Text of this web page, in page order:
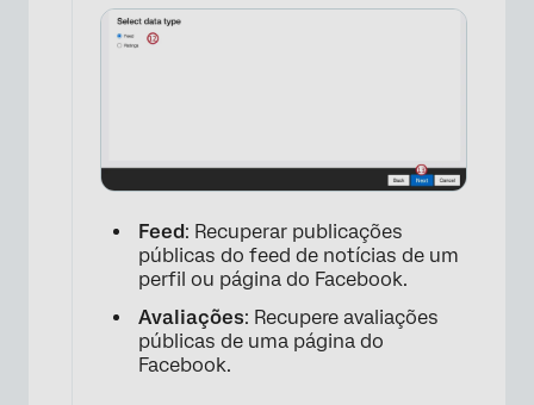
×
Feed: Recuperar publicações
públicas do feed de notícias de um
perfil ou página do Facebook.
Avaliações: Recupere avaliações
públicas de uma página do
Facebook.